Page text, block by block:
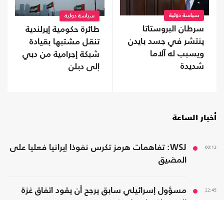
سياسة دولية
سرطان البروستاتا
ينتشر في جسد بايدن
ويسبب له آلاما
شديدة
سياسة دولية
طائرة حكومية إيرلندية
تنقل مشتبها بقيادة
شبكة إجرامية من دبي
إلى دبلن
أخبار الساعة
00:13
WSJ: تفاهمات هرمز تكرس نفوذا إيرانيا فعليا على
المضيق
22:45
مسؤول إسرائيلي سابق يرجح أن يقود اتفاق غزة